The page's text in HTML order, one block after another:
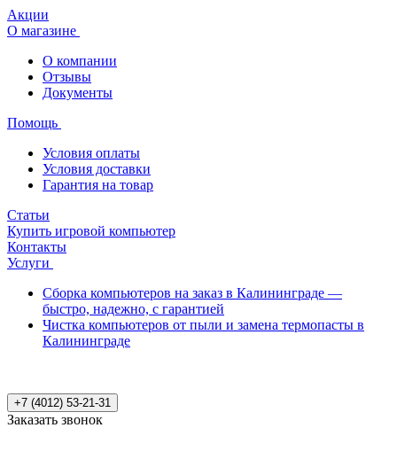
Акции
О магазине
О компании
Отзывы
Документы
Помощь
Условия оплаты
Условия доставки
Гарантия на товар
Статьи
Купить игровой компьютер
Контакты
Услуги
Сборка компьютеров на заказ в Калининграде —
быстро, надежно, с гарантией
Чистка компьютеров от пыли и замена термопасты в
Калининграде
+7 (4012) 53-21-31
Заказать звонок